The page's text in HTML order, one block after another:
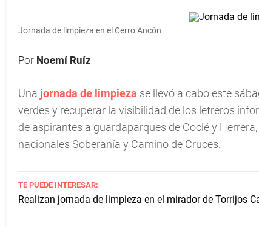
Jornada de limpieza en el Cerro Ancón
Por Noemí Ruíz
Una jornada de limpieza se llevó a cabo este
verdes y recuperar la visibilidad de los letreros
de aspirantes a guardaparques de Coclé y
nacionales Soberanía y Camino de Cruces.
TE PUEDE INTERESAR:
Realizan jornada de limpieza en el mirador de Torrijos